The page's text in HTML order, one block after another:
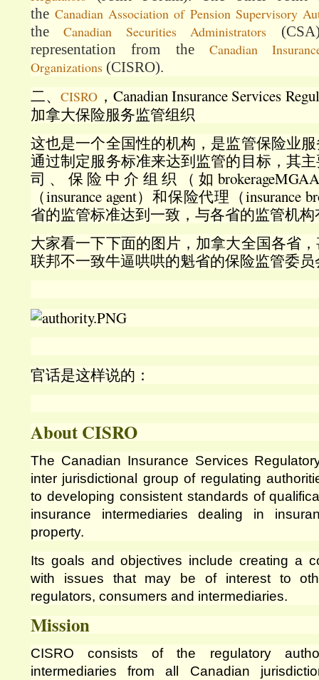
theCanadian Association of Pension Supervisory
theCanadian Securities Administrators
representation from the Canadian
Organizations (CISRO).
二、CISRO ，Canadian Insurance Services
加拿大保险服务监管组织
这也是一个全国性的机构，是监管保险业
通过制定服务标准来达到监管的目标，其
司、保险中介组织（如
（insurance agent）和保险代理（insurance
省的监管标准达到一致，与各省的监管机
大家看一下下面的图片，加拿大全国各省
联邦不一致牛逼哄哄的魁省的保险监管委
官话是这样说的：
About CISRO
The Canadian Insurance Services
inter jurisdictional group of regulating
to developing consistent standards of
insurance intermediaries dealing in
property.
Its goals and objectives include creating a
with issues that may be of interest to
regulators, consumers and intermediaries.
Mission
CISRO consists of the regulatory
intermediaries from all Canadian